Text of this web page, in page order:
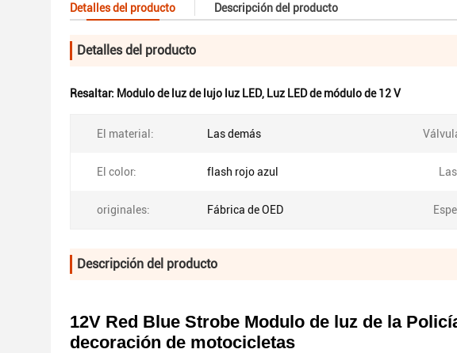
Detalles del producto Descripción del producto
Detalles del producto
Resaltar: Modulo de luz de lujo luz LED, Luz LED de módulo de 12 V
El material: Las demás
El color: flash rojo azul
originales: Fábrica de OED
Descripción del producto
12V Red Blue Strobe Modulo de luz de la
decoración de motocicletas